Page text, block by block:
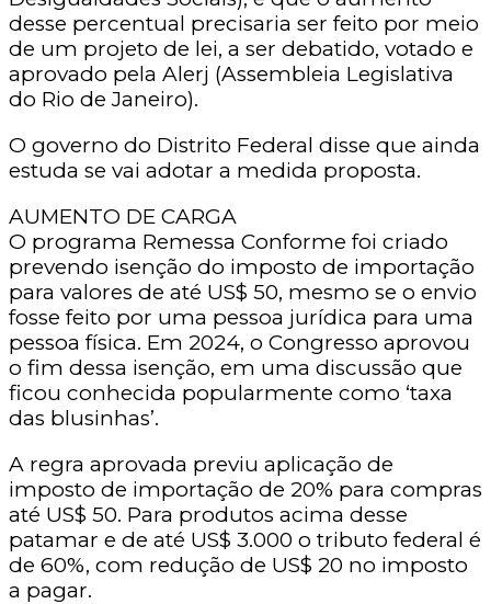
desse percentual precisaria ser feito por meio
de um projeto de lei, a ser debatido, votado e
aprovado pela Alerj (Assembleia Legislativa
do Rio de Janeiro).
O governo do Distrito Federal disse que ainda
estuda se vai adotar a medida proposta.
AUMENTO DE CARGA
O programa Remessa Conforme foi criado
prevendo isenção do imposto de importação
para valores de até US$ 50, mesmo se o envio
fosse feito por uma pessoa jurídica para uma
pessoa física. Em 2024, o Congresso aprovou
o fim dessa isenção, em uma discussão que
ficou conhecida popularmente como ‘taxa
das blusinhas’.
A regra aprovada previu aplicação de
imposto de importação de 20% para compras
até US$ 50. Para produtos acima desse
patamar e de até US$ 3.000 o tributo federal é
de 60%, com redução de US$ 20 no imposto
a pagar.